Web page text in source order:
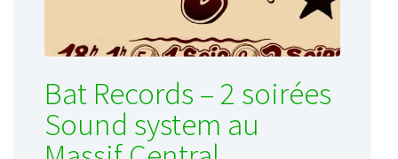
Bat Records – 2 soirées
Sound system au